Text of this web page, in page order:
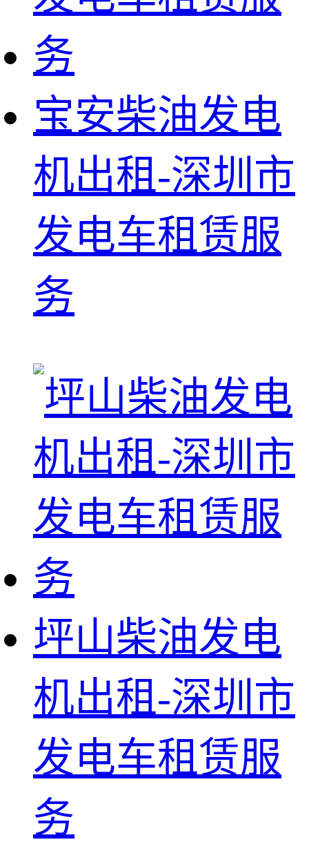
宝安柴油发电
机出租-深圳市
发电车租赁服
务
坪山柴油发电
机出租-深圳市
发电车租赁服
务